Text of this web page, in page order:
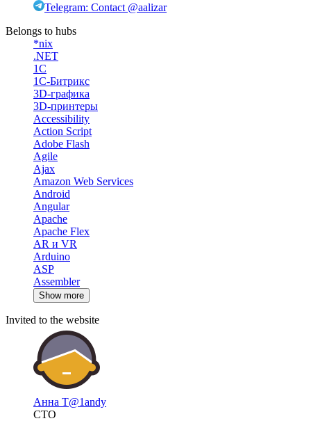
Telegram: Contact @aalizar
Belongs to hubs
*nix
.NET
1С
1С-Битрикс
3D-графика
3D-принтеры
Accessibility
Action Script
Adobe Flash
Agile
Ajax
Amazon Web Services
Android
Angular
Apache
Apache Flex
AR и VR
Arduino
ASP
Assembler
Show more
Invited to the website
Анна Т@1andy
CTO